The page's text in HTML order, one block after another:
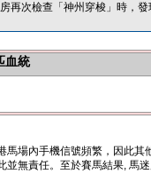
再次檢查「神州穿梭」時，
血統
場內手機信號頻繁，因此其
無責任。至於賽馬結果, 馬迷